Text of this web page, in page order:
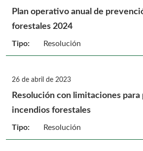
Plan operativo anual de
forestales 2024
Tipo: Resolución
26 de abril de 2023
Resolución con limitaciones
incendios forestales
Tipo: Resolución